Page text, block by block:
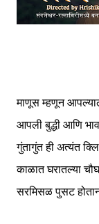
माणूस म्हणून
आपली बुद्धी आणि
गुंतागुंत ही अत्यंत
काळात घरातल्या
सरमिसळ पुसट